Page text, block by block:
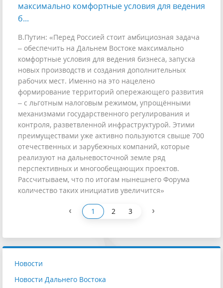
максимально комфортные условия для ведения
б...
В.Путин: «Перед Россией стоит амбициозная задача
– обеспечить на Дальнем Востоке максимально
комфортные условия для ведения бизнеса, запуска
новых производств и создания дополнительных
рабочих мест. Именно на это нацелено
формирование территорий опережающего развития
– с льготным налоговым режимом, упрощёнными
механизмами государственного регулирования и
контроля, разветвленной инфраструктурой. Этими
преимуществами уже активно пользуются свыше 700
отечественных и зарубежных компаний, которые
реализуют на дальневосточной земле ряд
перспективных и многообещающих проектов.
Рассчитываем, что по итогам нынешнего Форума
количество таких инициатив увеличится»
‹ 1 2 3 ›
Новости
Новости Дальнего Востока